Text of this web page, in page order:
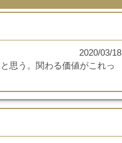
2020/03/18
思う。関わる価値がこれっ